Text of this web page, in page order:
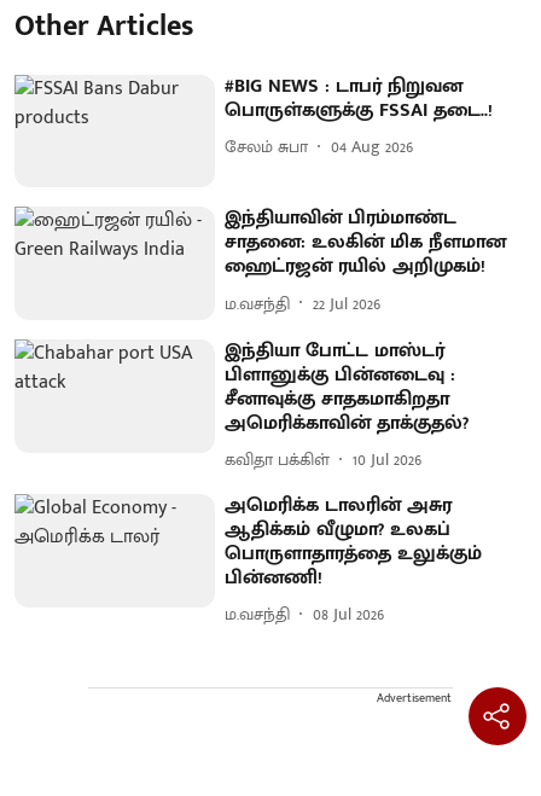
Other Articles
#BIG NEWS : டாபர் நிறுவன
பொருள்களுக்கு FSSAI தடை..!
சேலம் சுபா 04 Aug 2026
இந்தியாவின் பிரம்மாண்ட
சாதனை: உலகின் மிக நீளமான
ஹைட்ரஜன் ரயில் அறிமுகம்!
ம.வசந்தி 22 Jul 2026
இந்தியா போட்ட மாஸ்டர்
பிளானுக்கு பின்னடைவு :
சீனாவுக்கு சாதகமாகிறதா
அமெரிக்காவின் தாக்குதல்?
கவிதா பக்கிள் 10 Jul 2026
அமெரிக்க டாலரின் அசுர
ஆதிக்கம் வீழுமா? உலகப்
பொருளாதாரத்தை உலுக்கும்
பின்னணி!
ம.வசந்தி 08 Jul 2026
Advertisement